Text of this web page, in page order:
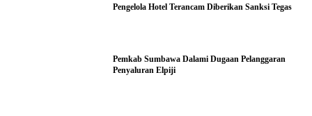
Pengelola Hotel Terancam Diberikan Sanksi Tegas
Pemkab Sumbawa Dalami Dugaan Pelanggaran
Penyaluran Elpiji